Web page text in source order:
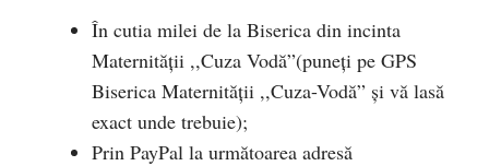
În cutia milei de la Biserica din incinta
Maternității ,,Cuza Vodă”(puneți pe GPS
Biserica Maternității ,,Cuza-Vodă” și vă lasă
exact unde trebuie);
Prin PayPal la următoarea adresă